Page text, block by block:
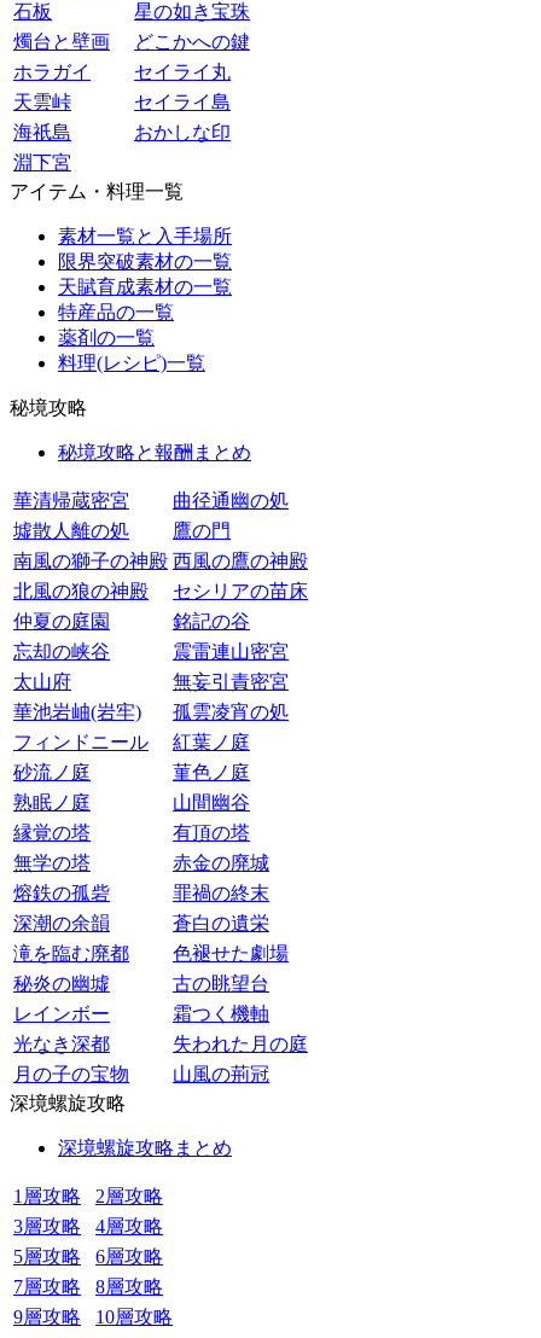
石板
星の如き宝珠
燭台と壁画
どこかへの鍵
ホラガイ
セイライ丸
天雲峠
セイライ島
海祇島
おかしな印
淵下宮
アイテム・料理一覧
素材一覧と入手場所
限界突破素材の一覧
天賦育成素材の一覧
特産品の一覧
薬剤の一覧
料理(レシピ)一覧
秘境攻略
秘境攻略と報酬まとめ
華清帰蔵密宮
曲径通幽の処
墟散人離の処
鷹の門
南風の獅子の神殿 西風の鷹の神殿
北風の狼の神殿
セシリアの苗床
仲夏の庭園
銘記の谷
忘却の峡谷
震雷連山密宮
太山府
無妄引責密宮
華池岩岫(岩牢)
孤雲凌宵の処
フィンドニール
紅葉ノ庭
砂流ノ庭
菫色ノ庭
熟眠ノ庭
山間幽谷
縁覚の塔
有頂の塔
無学の塔
赤金の廃城
熔鉄の孤砦
罪禍の終末
深潮の余韻
蒼白の遺栄
滝を臨む廃都
色褪せた劇場
秘炎の幽墟
古の眺望台
レインボー
霜つく機軸
光なき深都
失われた月の庭
月の子の宝物
山風の荊冠
深境螺旋攻略
深境螺旋攻略まとめ
1層攻略
2層攻略
3層攻略
4層攻略
5層攻略
6層攻略
7層攻略
8層攻略
9層攻略
10層攻略